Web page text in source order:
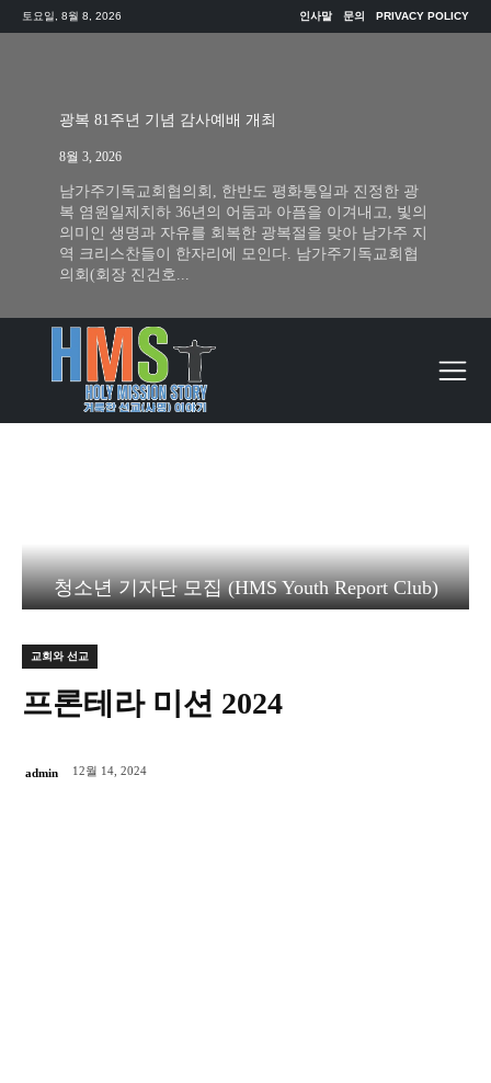
토요일, 8월 8, 2026 인사말 문의 PRIVACY POLICY
광복 81주년 기념 감사예배 개최
8월 3, 2026
남가주기독교회협의회, 한반도 평화통일과 진정한 광
복 염원일제치하 36년의 어둠과 아픔을 이겨내고, 빛의
의미인 생명과 자유를 회복한 광복절을 맞아 남가주 지
역 크리스찬들이 한자리에 모인다. 남가주기독교회협
의회(회장 진건호...
청소년 기자단 모집 (HMS Youth Report Club)
교회와 선교
프론테라 미션 2024
admin 12월 14, 2024